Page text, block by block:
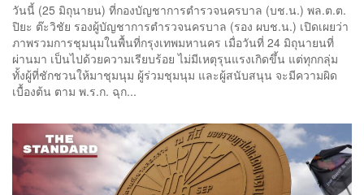
วันนี้ (25 มิถุนายน) ที่กองบัญชาการตำรวจนครบาล (บช.น.) พล.ต.ต.
ปิยะ ต๊ะวิชัย รองผู้บัญชาการตำรวจนครบาล (รอง ผบช.น.) เปิดเผยว่า
ภาพรวมการชุมนุมในพื้นที่กรุงเทพมหานคร เมื่อวันที่ 24 มิถุนายนที่
ผ่านมา เป็นไปด้วยความเรียบร้อย ไม่มีเหตุรุนแรงเกิดขึ้น แต่ทุกกลุ่ม
ทั้งผู้ที่ชักชวนให้มาชุมนุม ผู้ร่วมชุมนุม และผู้สนับสนุน จะมีความผิด
เบื้องต้น ตาม พ.ร.ก. ฉุก...